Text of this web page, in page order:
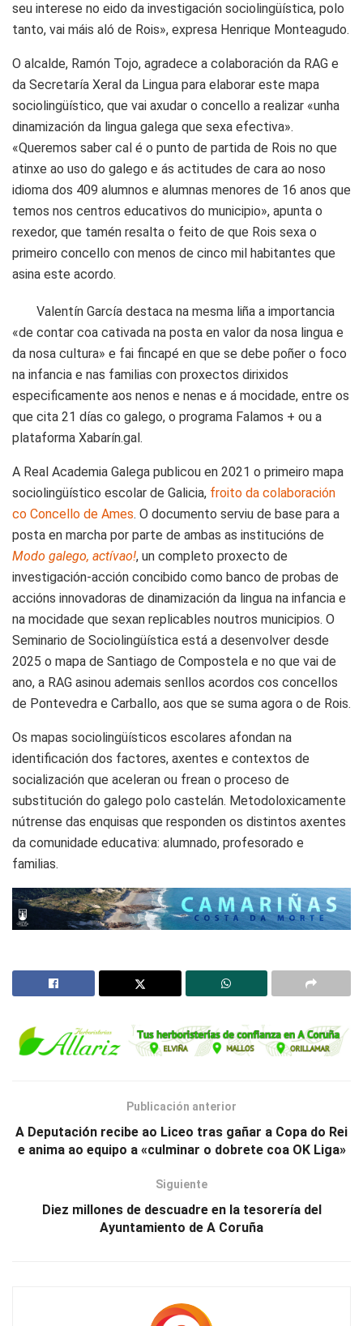
seu interese no eido da investigación sociolingüística, polo
tanto, vai máis aló de Rois», expresa Henrique Monteagudo.
O alcalde, Ramón Tojo, agradece a colaboración da RAG e
da Secretaría Xeral da Lingua para elaborar este mapa
sociolingüístico, que vai axudar o concello a realizar «unha
dinamización da lingua galega que sexa efectiva».
«Queremos saber cal é o punto de partida de Rois no que
atinxe ao uso do galego e ás actitudes de cara ao noso
idioma dos 409 alumnos e alumnas menores de 16 anos que
temos nos centros educativos do municipio», apunta o
rexedor, que tamén resalta o feito de que Rois sexa o
primeiro concello con menos de cinco mil habitantes que
asina este acordo.
Valentín García destaca na mesma liña a importancia
«de contar coa cativada na posta en valor da nosa lingua e
da nosa cultura» e fai fincapé en que se debe poñer o foco
na infancia e nas familias con proxectos dirixidos
especificamente aos nenos e nenas e á mocidade, entre os
que cita 21 días co galego, o programa Falamos + ou a
plataforma Xabarín.gal.
A Real Academia Galega publicou en 2021 o primeiro mapa
sociolingüístico escolar de Galicia, froito da colaboración
co Concello de Ames. O documento serviu de base para a
posta en marcha por parte de ambas as institucións de
Modo galego, actívao!, un completo proxecto de
investigación-acción concibido como banco de probas de
accións innovadoras de dinamización da lingua na infancia e
na mocidade que sexan replicables noutros municipios. O
Seminario de Sociolingüística está a desenvolver desde
2025 o mapa de Santiago de Compostela e no que vai de
ano, a RAG asinou ademais senllos acordos cos concellos
de Pontevedra e Carballo, aos que se suma agora o de Rois.
Os mapas sociolingüísticos escolares afondan na
identificación dos factores, axentes e contextos de
socialización que aceleran ou frean o proceso de
substitución do galego polo castelán. Metodoloxicamente
nútrense das enquisas que responden os distintos axentes
da comunidade educativa: alumnado, profesorado e
familias.
Publicación anterior
A Deputación recibe ao Liceo tras gañar a Copa do Rei
e anima ao equipo a «culminar o dobrete coa OK Liga»
Siguiente
Diez millones de descuadre en la tesorería del
Ayuntamiento de A Coruña